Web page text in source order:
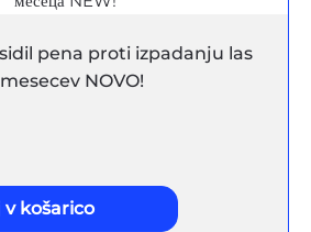
pena proti izpadanju las
NOVO!
v košarico